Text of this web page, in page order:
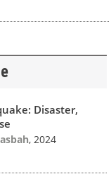
Disaster,
, 2024